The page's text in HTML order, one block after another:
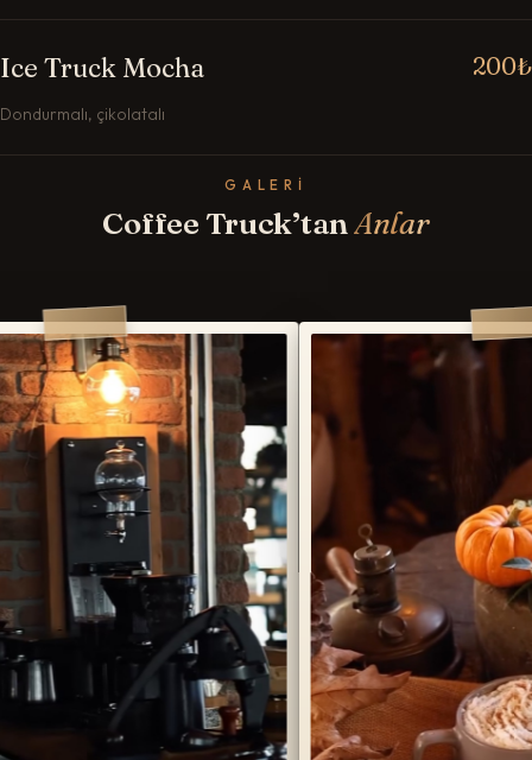
Ice Truck Mocha 200₺
Dondurmalı, çikolatalı
GALERI
Coffee Truck’tanAnlar